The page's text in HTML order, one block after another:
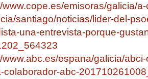
www.cope.es/emisoras/galicia/
santiago/noticias/lider-del-
una-entrevista-porque-
www.abc.es/espana/galicia/
colaborador-abc-